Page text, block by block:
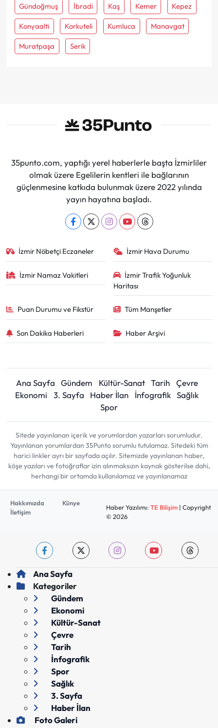
Gündoğmuş İbradi Kaş Kemer Kepez
Konyaalti Korkuteli Kumluca Manavgat
Muratpaşa Serik
35punto.com, yaptığı yerel haberlerle başta İzmirliler
olmak üzere Egelilerin kentleri ile bağlarının
güçlenmesine katkıda bulunmak üzere 2022 yılında
yayın hayatına başladı.
İzmir Nöbetçi Eczaneler İzmir Hava Durumu
İzmir Namaz Vakitleri
İzmir Trafik Yoğunluk
Haritası
Puan Durumu ve Fikstür Tüm Manşetler
Son Dakika Haberleri Haber Arşivi
Ana Sayfa Gündem Kültür-Sanat Tarih
Çevre
Ekonomi
3. Sayfa Haber İlan İnfografik Sağlık
Spor
Sitede yayınlanan içerik ve yorumlardan yazarları sorumludur.
Yayınlanan yorumlardan 35Punto sorumlu tutulamaz. Sitedeki tüm
harici linkler ayrı bir sayfada açılır. Sitemizde yayınlanan haber,
köşe yazıları ve fotoğraflar izin alınmaksızın kaynak gösterilse dahi,
herhangi bir ortamda kullanılamaz ve yayınlanamaz
Hakkımızda
Künye
İletişim
Haber Yazılımı: TE Bilişim| Copyright
© 2026
Ana Sayfa
Kategoriler
Gündem
Ekonomi
Kültür-Sanat
Çevre
Tarih
İnfografik
Spor
Sağlık
3. Sayfa
Haber İlan
Foto Galeri